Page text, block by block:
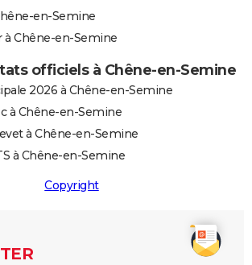
en-Semine
Chêne-en-Semine
officiels à Chêne-en-Semine
2026 à Chêne-en-Semine
à Chêne-en-Semine
à Chêne-en-Semine
à Chêne-en-Semine
Copyright